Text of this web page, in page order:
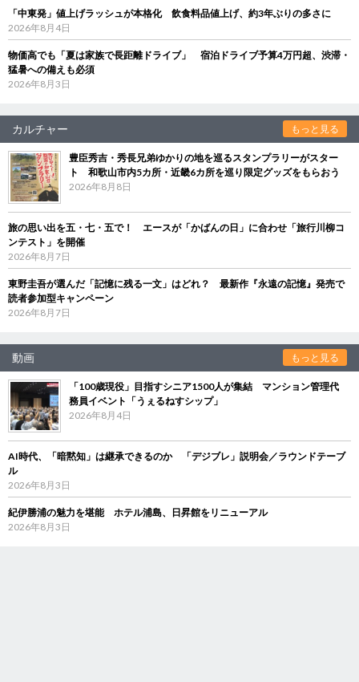
「中東発」値上げラッシュが本格化 飲食料品値上げ、約3年ぶりの多さに
2026年8月4日
物価高でも「夏は家族で長距離ドライブ」 宿泊ドライブ予算4万円超、渋滞・
猛暑への備えも必須
2026年8月3日
カルチャー もっと見る
豊臣秀吉・秀長兄弟ゆかりの地を巡るスタンプラリーがスター
ト 和歌山市内5カ所・近畿6カ所を巡り限定グッズをもらおう
2026年8月8日
旅の思い出を五・七・五で！ エースが「かばんの日」に合わせ「旅行川柳コ
ンテスト」を開催
2026年8月7日
東野圭吾が選んだ「記憶に残る一文」はどれ？ 最新作『永遠の記憶』発売で
読者参加型キャンペーン
2026年8月7日
動画 もっと見る
「100歳現役」目指すシニア1500人が集結 マンション管理代
務員イベント「うぇるねすシップ」
2026年8月4日
AI時代、「暗黙知」は継承できるのか 「デジブレ」説明会／ラウンドテーブ
ル
2026年8月3日
紀伊勝浦の魅力を堪能 ホテル浦島、日昇館をリニューアル
2026年8月3日